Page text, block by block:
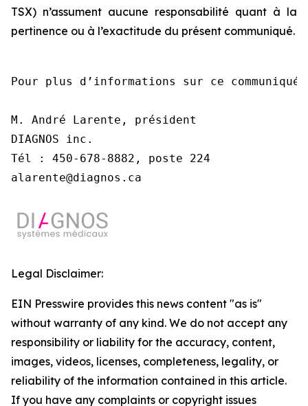
TSX) n’assument aucune responsabilité quant à la
pertinence ou à l’exactitude du présent communiqué.
Pour plus d’informations sur ce
M. André Larente, président
DIAGNOS inc.
Tél : 450-678-8882, poste 224
alarente@diagnos.ca
Legal Disclaimer:
EIN Presswire provides this news content "as is"
without warranty of any kind. We do not accept any
responsibility or liability for the accuracy, content,
images, videos, licenses, completeness, legality, or
reliability of the information contained in this article.
If you have any complaints or copyright issues